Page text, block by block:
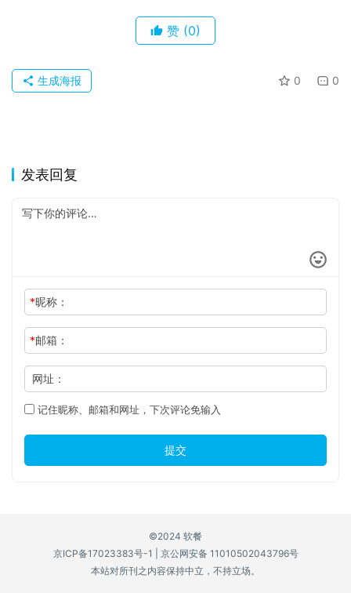
赞 (0)
0 0
生成海报
发表回复
*昵称：
*邮箱：
网址：
记住昵称、邮箱和网址，下次评论免输入
提交
©2024 软餐
京ICP备17023383号-1
京公网安备 11010502043796号
本站对所刊之内容保持中立，不持立场。